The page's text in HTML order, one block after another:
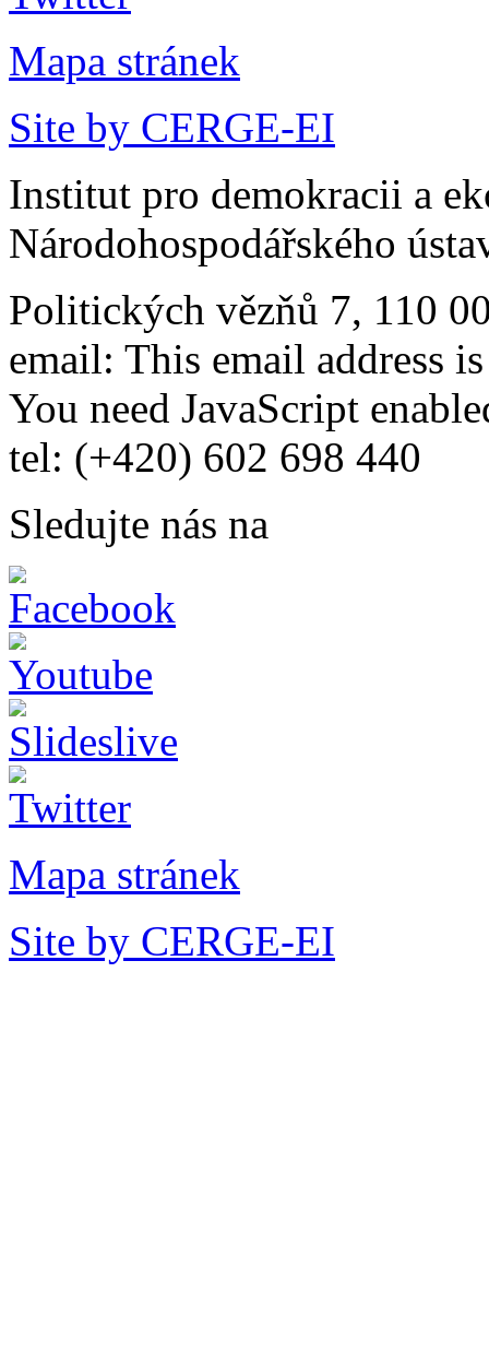
Mapa stránek
Site by CERGE-EI
Institut pro demokracii a
Národohospodářského
Politických vězňů 7, 110
email: This email address
You need JavaScript
tel: (+420) 602 698 440
Sledujte nás na
Mapa stránek
Site by CERGE-EI